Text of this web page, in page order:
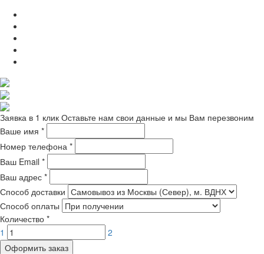
Заявка в 1 клик Оставьте нам свои данные и мы Вам перезвоним
Ваше имя *
Номер телефона *
Ваш Email *
Ваш адрес *
Способ доставки
Способ оплаты
Количество *
1
2
Оформить заказ